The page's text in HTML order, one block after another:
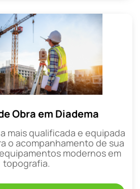
Obra em Diadema
mais qualificada e equipada
o acompanhamento de sua
modernos em
topografia.